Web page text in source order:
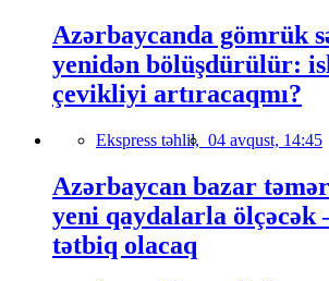
Azərbaycanda gömrük
yenidən bölüşdürülür:
çevikliyi artıracaqmı?
Ekspress təhlil, 04 avqust, 14:45
Azərbaycan bazar
yeni qaydalarla ölçəcək
tətbiq olacaq